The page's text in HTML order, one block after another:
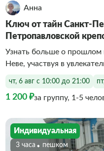
Анна
Ключ от тайн Санкт-
Петропавловской
Узнать больше о прошлом
Неве, участвуя в
чт, 6 авг с 10:00 до 21:00
1 200 ₽за группу, 1-5
Индивидуальная
3 часа Пешком